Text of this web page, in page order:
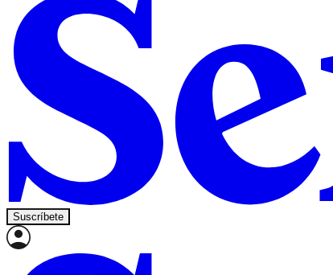
Suscríbete